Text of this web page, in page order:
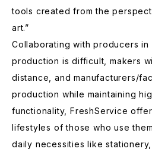
tools created from the
art.”
Collaborating with producers in
production is difficult, makers
distance, and manufacturers/
production while maintaining
functionality, FreshService
lifestyles of those who use
daily necessities like